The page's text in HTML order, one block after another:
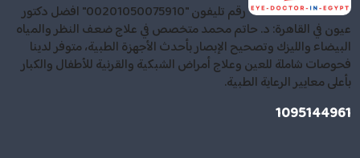
رقم تليفون "00201050075910" افضل دكتور
عيون في القاهرة: د. حاتم محمد متخصص في علاج ضعف النظر والمياه
البيضاء والليزك وتصحيح الإبصار بأحدث الأجهزة الطبية، متوفر لدينا
فحوصات شاملة للعين وعلاج أمراض الشبكية والقرنية للأطفال والكبار
بأعلى معايير الرعاية الطبية.
1095144961